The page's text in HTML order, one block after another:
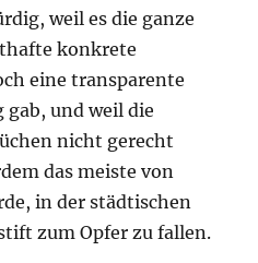
weil es die ganze
konkrete
eine transparente
und weil die
nicht gerecht
das meiste von
in der städtischen
zum Opfer zu fallen.